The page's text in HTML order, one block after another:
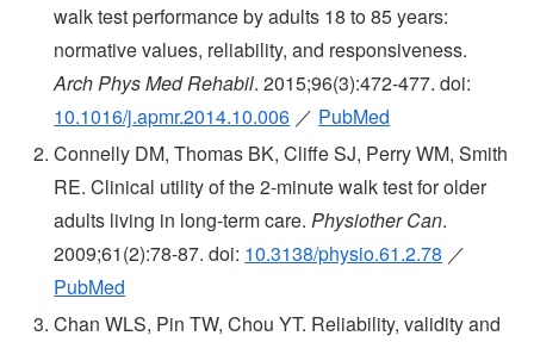
walk test performance by adults 18 to 85 years:
normative values, reliability, and responsiveness.
Arch Phys Med Rehabil. 2015;96(3):472-477. doi:
10.1016/j.apmr.2014.10.006 ／ PubMed
Connelly DM, Thomas BK, Cliffe SJ, Perry WM, Smith
RE. Clinical utility of the 2-minute walk test for older
adults living in long-term care.Physiother Can.
2009;61(2):78-87. doi: 10.3138/physio.61.2.78 ／
PubMed
Chan WLS, Pin TW, Chou YT. Reliability, validity and